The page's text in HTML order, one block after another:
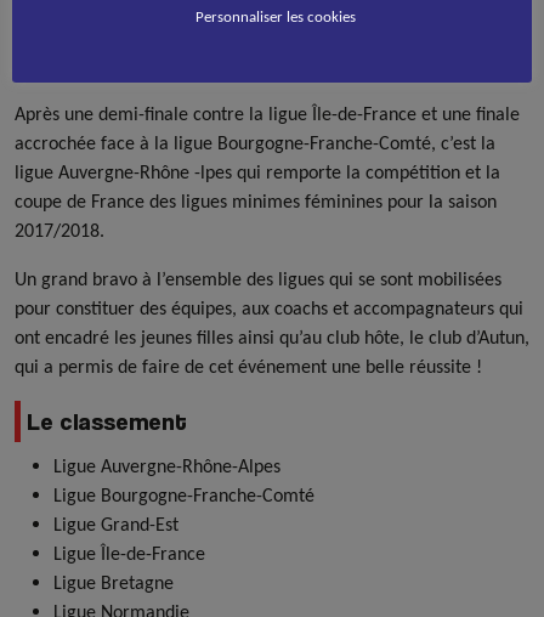
temps fort. L’occasion, également, pour le sélectionneur
Après une demi-finale contre la ligue Île-de-France et une finale
accrochée face à la ligue Bourgogne-Franche-Comté, c’est la
ligue Auvergne-Rhône -lpes qui remporte la compétition et la
coupe de France des ligues minimes féminines pour la saison
2017/2018.
Un grand bravo à l’ensemble des ligues qui se sont mobilisées
pour constituer des équipes, aux coachs et accompagnateurs qui
ont encadré les jeunes filles ainsi qu’au club hôte, le club d’Autun,
qui a permis de faire de cet événement une belle réussite !
Le classement
Ligue Auvergne-Rhône-Alpes
Ligue Bourgogne-Franche-Comté
Ligue Grand-Est
Ligue Île-de-France
Ligue Bretagne
Ligue Normandie
Personnaliser les cookies